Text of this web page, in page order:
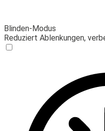
Blinden-Modus
Reduziert Ablenkungen,